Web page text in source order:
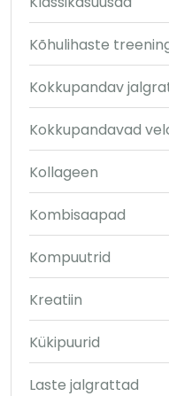
Kõhulihaste
Kokkupandav
Kokkupandavad
Kollageen
Kombisaapad
Kompuutrid
Kreatiin
Kükipuurid
Laste jalgrattad